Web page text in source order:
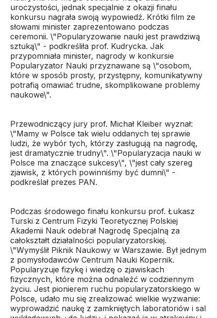
uroczystości, jednak specjalnie z okazji finału
konkursu nagrała swoją wypowiedź. Krótki film ze
słowami minister zaprezentowano podczas
ceremonii. \"Popularyzowanie nauki jest prawdziwą
sztuką\" - podkreśliła prof. Kudrycka. Jak
przypomniała minister, nagrody w konkursie
Popularyzator Nauki przyznawane są \"osobom,
które w sposób prosty, przystępny, komunikatywny
potrafią omawiać trudne, skomplikowane problemy
naukowe\".
Przewodniczący jury prof. Michał Kleiber wyznał:
\"Mamy w Polsce tak wielu oddanych tej sprawie
ludzi, że wybór tych, którzy zasługują na nagrodę,
jest dramatycznie trudny\". \"Popularyzacja nauki w
Polsce ma znaczące sukcesy\", \"jest cały szereg
zjawisk, z których powinniśmy być dumni\" -
podkreślał prezes PAN.
Podczas środowego finału konkursu prof. Łukasz
Turski z Centrum Fizyki Teoretycznej Polskiej
Akademii Nauk odebrał Nagrodę Specjalną za
całokształt działalności popularyzatorskiej.
\"Wymyślił Piknik Naukowy w Warszawie. Był jednym
z pomysłodawców Centrum Nauki Kopernik.
Popularyzuje fizykę i wiedzę o zjawiskach
fizycznych, które można odnaleźć w codziennym
życiu. Jest pionierem ruchu popularyzatorskiego w
Polsce, udało mu się zrealizować wielkie wyzwanie:
wyprowadzić naukę z zamkniętych laboratoriów i sal